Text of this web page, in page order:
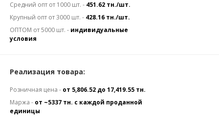
Средний опт от 1000 шт. - 451.62 тн./шт.
Крупный опт от 3000 шт. - 428.16 тн./шт.
ОПТОМ от 5000 шт. - индивидуальные
условия
Реализация товара:
Розничная цена - от 5,806.52 до 17,419.55 тн.
Маржа - от ~5337 тн. с каждой проданной
единицы